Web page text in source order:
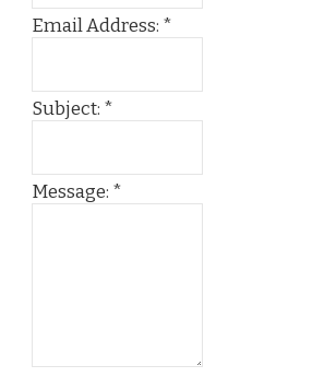
Email Address: *
Subject: *
Message: *